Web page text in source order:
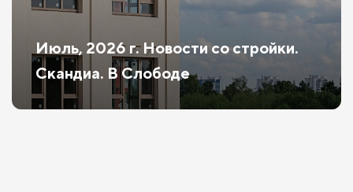
Июль, 2026 г. Новости со стройки.
Скандиа. В Слободе